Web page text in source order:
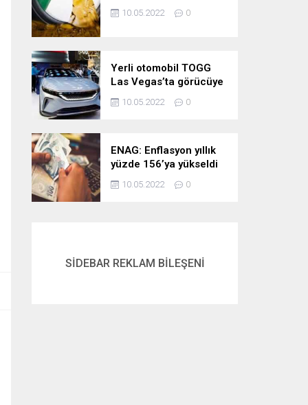
10.05.2022 0
Yerli otomobil TOGG
Las Vegas’ta görücüye
çıktı
10.05.2022 0
ENAG: Enflasyon yıllık
yüzde 156’ya yükseldi
10.05.2022 0
SİDEBAR REKLAM BİLEŞENİ